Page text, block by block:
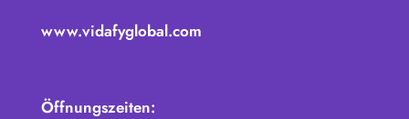
www.vidafyglobal.com
Öffnungszeiten: